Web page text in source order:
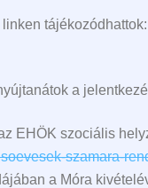
tájékozódhattok:
a
EHÖK szociális
szamara-
a Móra